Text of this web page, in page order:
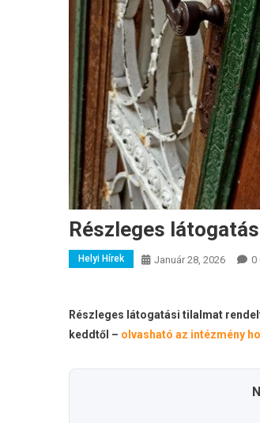
Részleges
Helyi Hírek Január 28, 2026 0
Részleges látogatási tilalmat
keddtől – olvasható az intézmény